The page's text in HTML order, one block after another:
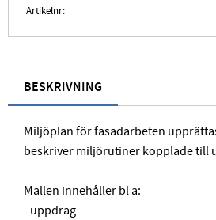
Artikelnr
BESKRIVNING
Miljöplan för fasadarbeten
beskriver miljörutiner kopplade till
Mallen innehåller bl a:
- uppdrag